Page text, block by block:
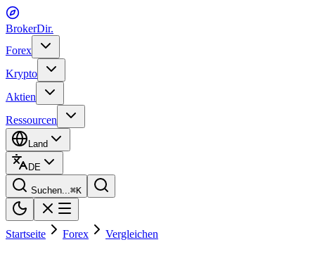
BrokerDir.
Forex
Krypto
Aktien
Ressourcen
Land
DE
Suchen...⌘K
Startseite Forex Vergleichen